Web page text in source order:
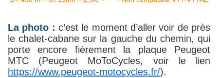
La photo : c’est le moment d’aller voir de près
le chalet-cabane sur la gauche du chemin, qui
porte encore fièrement la plaque Peugeot
MTC (Peugeot MoToCycles, voir le lien
https://www.peugeot-motocycles.fr/).